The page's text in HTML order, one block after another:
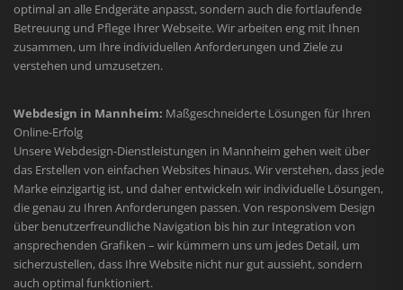
optimal an alle Endgeräte anpasst, sondern auch die fortlaufende
Betreuung und Pflege Ihrer Webseite. Wir arbeiten eng mit Ihnen
zusammen, um Ihre individuellen Anforderungen und Ziele zu
verstehen und umzusetzen.
Webdesign in Mannheim: Maßgeschneiderte Lösungen für Ihren
Online-Erfolg
Unsere Webdesign-Dienstleistungen in Mannheim gehen weit über
das Erstellen von einfachen Websites hinaus. Wir verstehen, dass jede
Marke einzigartig ist, und daher entwickeln wir individuelle Lösungen,
die genau zu Ihren Anforderungen passen. Von responsivem Design
über benutzerfreundliche Navigation bis hin zur Integration von
ansprechenden Grafiken – wir kümmern uns um jedes Detail, um
sicherzustellen, dass Ihre Website nicht nur gut aussieht, sondern
auch optimal funktioniert.